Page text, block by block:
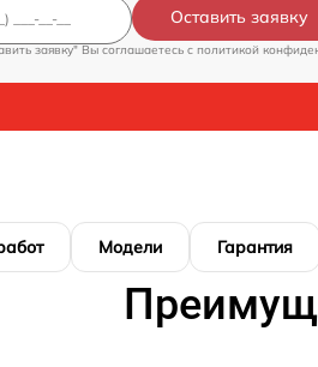
Оставить заявку
заявку" Вы соглашаетесь c политикой
Модели Гарантия